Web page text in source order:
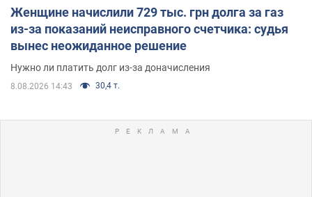
Женщине начислили 729 тыс. грн долга за газ
из-за показаний неисправного счетчика: судья
вынес неожиданное решение
Нужно ли платить долг из-за доначисления
8.08.2026 14:43 30,4 т.